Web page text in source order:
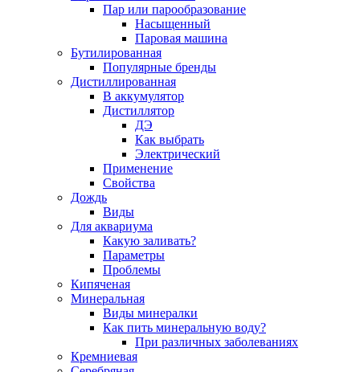
Пар или парообразование
Насыщенный
Паровая машина
Бутилированная
Популярные бренды
Дистиллированная
В аккумулятор
Дистиллятор
ДЭ
Как выбрать
Электрический
Применение
Свойства
Дождь
Виды
Для аквариума
Какую заливать?
Параметры
Проблемы
Кипяченая
Минеральная
Виды минералки
Как пить минеральную воду?
При различных заболеваниях
Кремниевая